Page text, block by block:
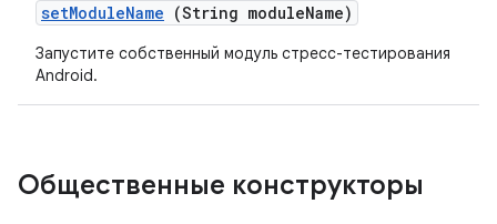
setModuleName (String moduleName)
Запустите собственный модуль стресс-тестирования
Android.
Общественные конструкторы